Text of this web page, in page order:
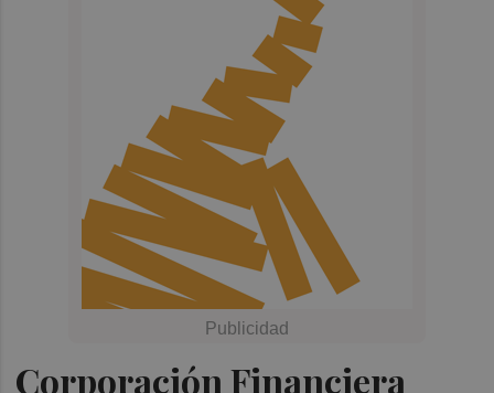
Corporación Financiera